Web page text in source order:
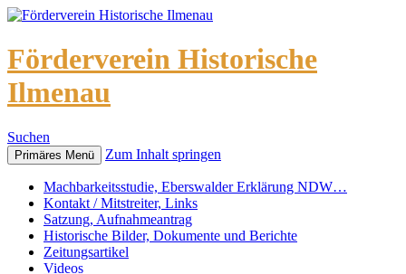
Förderverein Historische
Ilmenau
Suchen
Primäres Menü Zum Inhalt springen
Machbarkeitsstudie, Eberswalder Erklärung NDW…
Kontakt / Mitstreiter, Links
Satzung, Aufnahmeantrag
Historische Bilder, Dokumente und Berichte
Zeitungsartikel
Videos